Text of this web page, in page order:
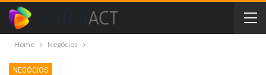
Home Negócios
NEGÓCIOS